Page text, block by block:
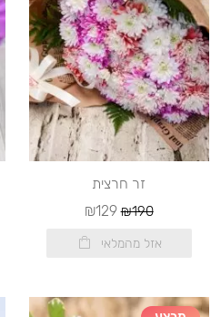
זר חרצית
₪190
₪129
אזל מהמלאי